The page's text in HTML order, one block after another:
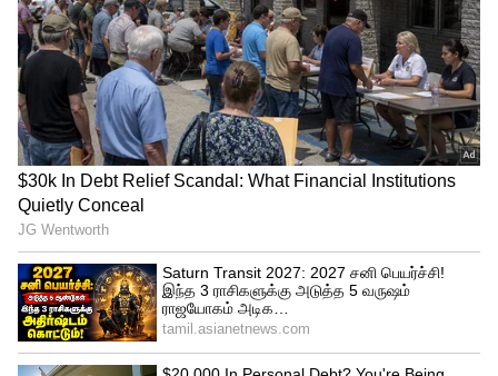
sjsurya
இவர் ஹீரோவை காமெடி வேடங்களிலும்
நடித்து வந்த வந்த எஸ்.ஜே.சூர்யா,
அடுத்தடுத்து வில்லன், கவுரவ தோற்றம்
என எந்த கதாபாத்திரம் கொடுத்தாலும்
அதை சிறப்பாக செய்து ரசிகர்களின்
மனதை கவர்ந்தார்.